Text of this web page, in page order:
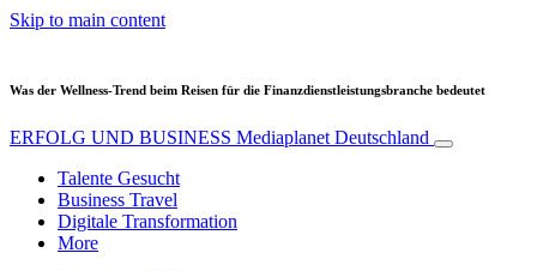
Skip to main content
Was der Wellness-Trend beim Reisen für die Finanzdienstleistungsbranche bedeutet
ERFOLG UND BUSINESS Mediaplanet Deutschland
Talente Gesucht
Business Travel
Digitale Transformation
More